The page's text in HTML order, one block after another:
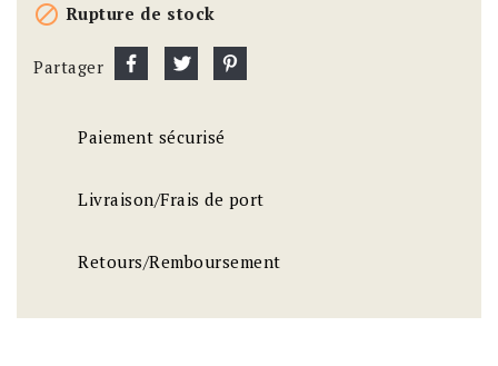
 Rupture de stock
Partager
Paiement sécurisé
Livraison/Frais de port
Retours/Remboursement